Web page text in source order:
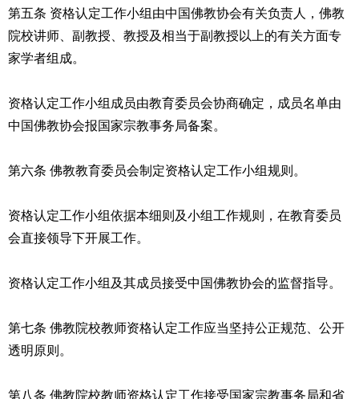
第五条 资格认定工作小组由中国佛教协会有关负责人，佛教
院校讲师、副教授、教授及相当于副教授以上的有关方面专
家学者组成。
资格认定工作小组成员由教育委员会协商确定，成员名单由
中国佛教协会报国家宗教事务局备案。
第六条 佛教教育委员会制定资格认定工作小组规则。
资格认定工作小组依据本细则及小组工作规则，在教育委员
会直接领导下开展工作。
资格认定工作小组及其成员接受中国佛教协会的监督指导。
第七条 佛教院校教师资格认定工作应当坚持公正规范、公开
透明原则。
第八条 佛教院校教师资格认定工作接受国家宗教事务局和省